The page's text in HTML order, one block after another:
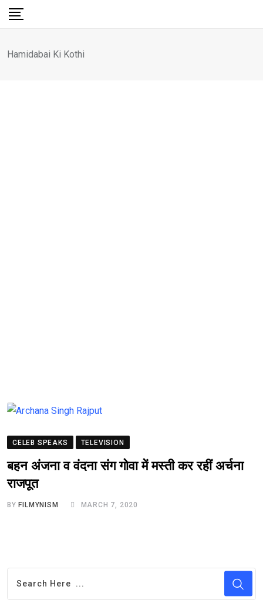
Skip
Hamidabai Ki Kothi
CELEB SPEAKS TELEVISION
बहन अंजना व वंदना संग गोवा में मस्ती कर रहीं अर्चना
राजपूत
BYFILMYNISM MARCH 7, 2020